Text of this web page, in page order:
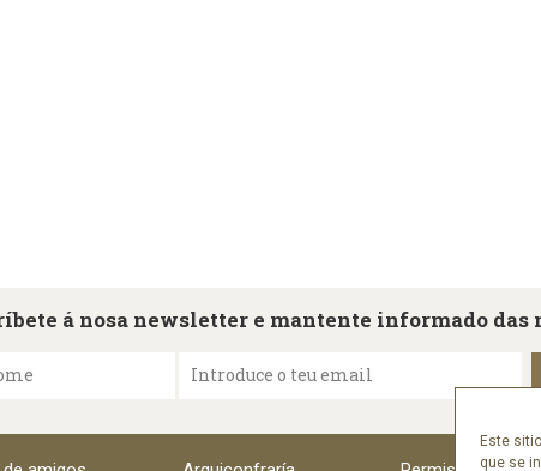
Este
que se
á nosa newsletter e mantente informado das
Introduce o teu email